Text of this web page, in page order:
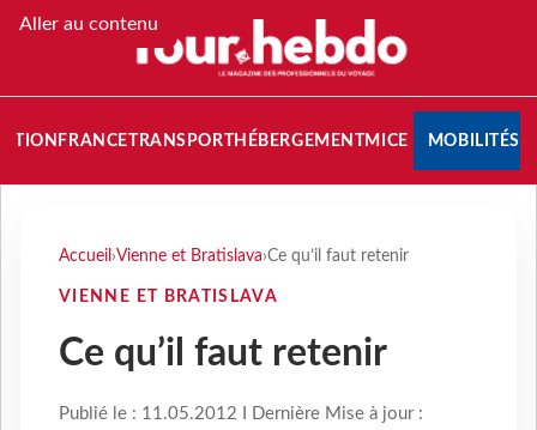
Aller au contenu
FRANCETRANSPORT HÉBERGEMENTMICE MOBILITÉS
Accueil ›Vienne et Bratislava›Ce qu’il faut retenir
VIENNE ET BRATISLAVA
Ce qu’il faut retenir
Publié le : 11.05.2012 I Dernière Mise à jour :